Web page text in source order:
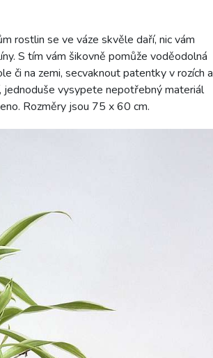
rostlin se ve váze skvěle daří, nic vám
S tím vám šikovně pomůže voděodolná
či na zemi, secvaknout patentky v rozích a
vysypete nepotřebný materiál
Rozměry jsou 75 x 60 cm.